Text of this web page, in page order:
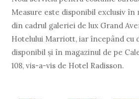
Measure este disponibil exclusiv în
din cadrul galeriei de lux Grand
Hotelului Marriott, iar începând cu
disponibil şi în magazinul de pe
108, vis-a-vis de Hotel Radisson.